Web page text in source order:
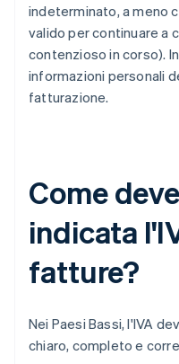
indeterminato, a meno
valido per continuare a
contenzioso in corso).
informazioni personali
fatturazione.
Come
indicata
fatture?
Nei Paesi Bassi, l'IVA
chiaro, completo e